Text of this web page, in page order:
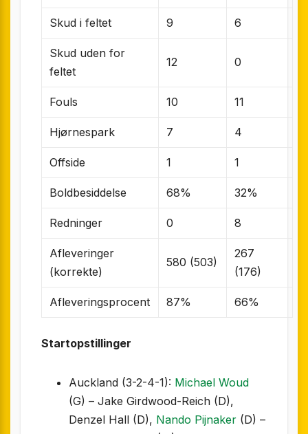
Skud i feltet 9 6
Skud uden for
feltet
12 0
Fouls 10 11
Hjørnespark 7 4
Offside 1 1
Boldbesiddelse 68% 32%
Redninger 0 8
Afleveringer
(korrekte)
580 (503)
267
(176)
Afleveringsprocent 87% 66%
Startopstillinger
Auckland (3-2-4-1): Michael Woud
(G) – Jake Girdwood-Reich (D),
Denzel Hall (D), Nando Pijnaker (D) –